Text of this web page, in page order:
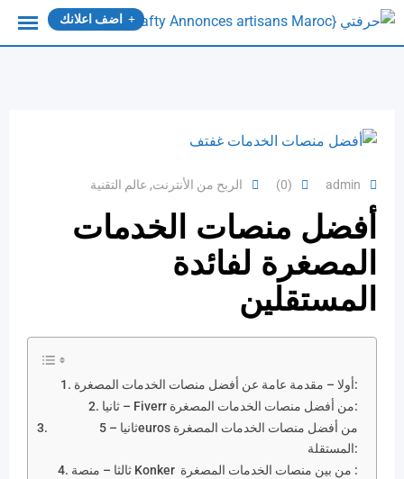
Skip
اضف اعلانك
admin
(0) الربح من الأنترنت, عالم التقنية
أفضل منصات الخدمات
المصغرة لفائدة
المستقلين
أولا – مقدمة عامة عن أفضل منصات الخدمات المصغرة:
ثانيا – Fiverr من أفضل منصات الخدمات المصغرة:
ثانيا – 5euros من أفضل منصات الخدمات المصغرة
المستقلة:
ثالثا – منصة Konker من بين منصات الخدمات المصغرة :